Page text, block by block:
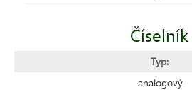
Číselník
Typ:
analogový